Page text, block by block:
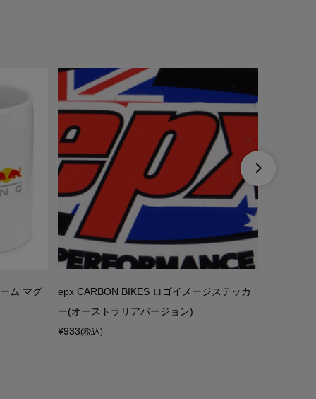
ム マグ
epx CARBON BIKES ロゴイメージステッカ
ー(オーストラリアバージョン)
¥933(税込)
